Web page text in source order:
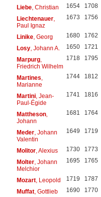
Liebe, Christian 1654 1708
Liechtenauer,
Paul Ignaz
1673 1756
Linike, Georg 1680 1762
Losy, Johann A. 1650 1721
Marpurg,
Friedrich Wilhelm
1718 1795
Martines
Marianne
1744 1812
Martini, Jean-
Paul-Égide
1741 1816
Mattheson,
Johann
1681 1764
Meder, Johann
Valentin
1649 1719
Molitor, Alexius 1730 1773
Molter, Johann
Melchior
1695 1765
Mozart, Leopold 1719 1787
Muffat, Gottlieb 1690 1770